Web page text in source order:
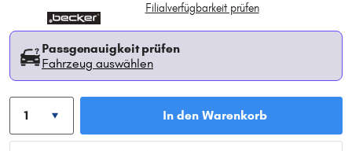
Filialverfügbarkeit prüfen
Passgenauigkeit prüfen
Fahrzeug auswählen
In den Warenkorb